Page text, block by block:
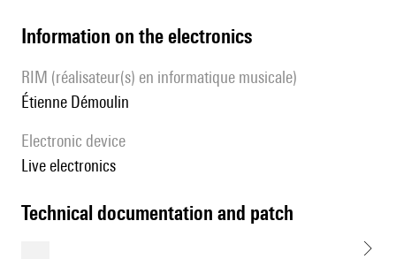
Information on the electronics
RIM (réalisateur(s) en informatique musicale)
Étienne Démoulin
Electronic device
live electronics
technical documentation and patch